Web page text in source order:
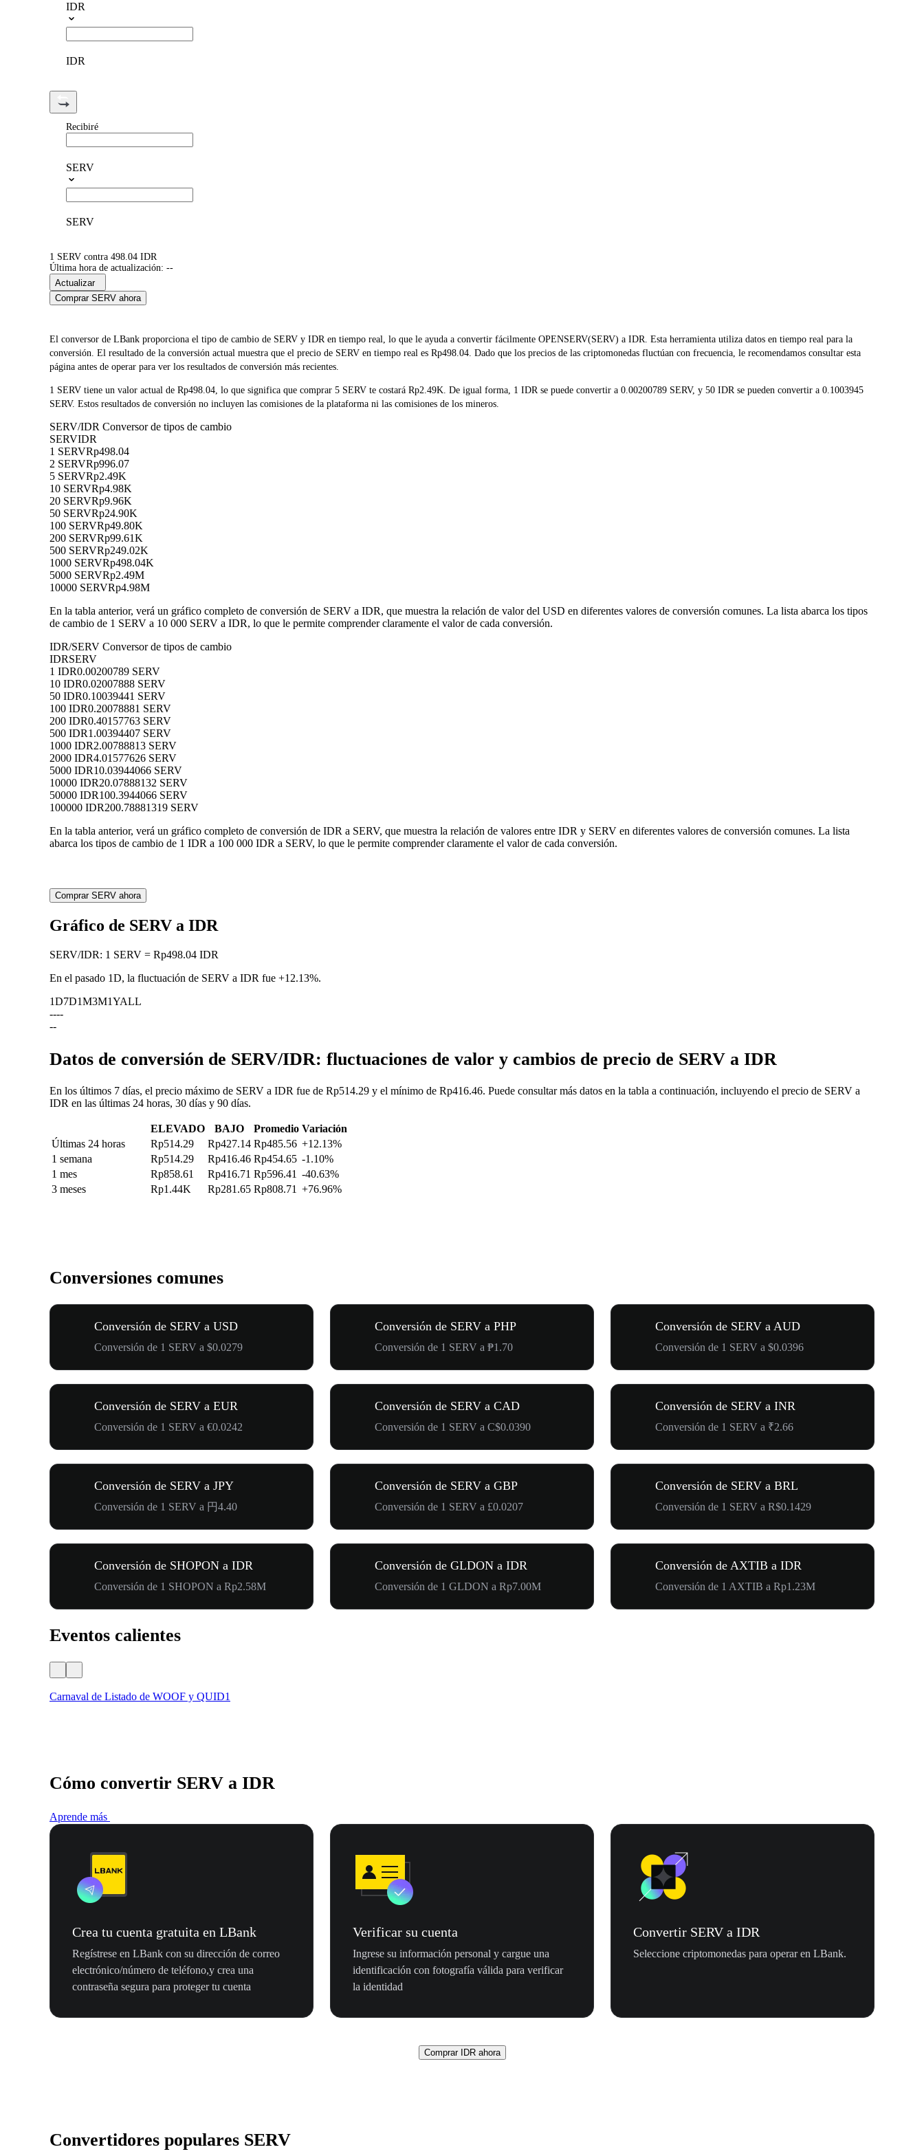
IDR
IDR
Recibiré
SERV
SERV
1 SERV contra 498.04 IDR
Última hora de actualización: --
Actualizar
Comprar SERV ahora
El conversor de LBank proporciona el tipo de cambio de SERV y IDR en tiempo real, lo que le ayuda a convertir fácilmente OPENSERV(SERV) a IDR. Esta herramienta utiliza datos en tiempo real para la
conversión. El resultado de la conversión actual muestra que el precio de SERV en tiempo real es Rp498.04. Dado que los precios de las criptomonedas fluctúan con frecuencia, le recomendamos consultar esta
página antes de operar para ver los resultados de conversión más recientes.
1 SERV tiene un valor actual de Rp498.04, lo que significa que comprar 5 SERV te costará Rp2.49K. De igual forma, 1 IDR se puede convertir a 0.00200789 SERV, y 50 IDR se pueden convertir a 0.1003945
SERV. Estos resultados de conversión no incluyen las comisiones de la plataforma ni las comisiones de los mineros.
SERV/IDR Conversor de tipos de cambio
SERVIDR
1 SERVRp498.04
2 SERVRp996.07
5 SERVRp2.49K
10 SERVRp4.98K
20 SERVRp9.96K
50 SERVRp24.90K
100 SERVRp49.80K
200 SERVRp99.61K
500 SERVRp249.02K
1000 SERVRp498.04K
5000 SERVRp2.49M
10000 SERVRp4.98M
En la tabla anterior, verá un gráfico completo de conversión de SERV a IDR, que muestra la relación de valor del USD en diferentes valores de conversión comunes. La lista abarca los tipos
de cambio de 1 SERV a 10 000 SERV a IDR, lo que le permite comprender claramente el valor de cada conversión.
IDR/SERV Conversor de tipos de cambio
IDRSERV
1 IDR0.00200789 SERV
10 IDR0.02007888 SERV
50 IDR0.10039441 SERV
100 IDR0.20078881 SERV
200 IDR0.40157763 SERV
500 IDR1.00394407 SERV
1000 IDR2.00788813 SERV
2000 IDR4.01577626 SERV
5000 IDR10.03944066 SERV
10000 IDR20.07888132 SERV
50000 IDR100.3944066 SERV
100000 IDR200.78881319 SERV
En la tabla anterior, verá un gráfico completo de conversión de IDR a SERV, que muestra la relación de valores entre IDR y SERV en diferentes valores de conversión comunes. La lista
abarca los tipos de cambio de 1 IDR a 100 000 IDR a SERV, lo que le permite comprender claramente el valor de cada conversión.
Comprar SERV ahora
Gráfico de SERV a IDR
SERV/IDR: 1 SERV = Rp498.04 IDR
En el pasado 1D, la fluctuación de SERV a IDR fue +12.13%.
1D7D1M3M1YALL
----
--
Datos de conversión de SERV/IDR: fluctuaciones de valor y cambios de precio de SERV a IDR
En los últimos 7 días, el precio máximo de SERV a IDR fue de Rp514.29 y el mínimo de Rp416.46. Puede consultar más datos en la tabla a continuación, incluyendo el precio de SERV a
IDR en las últimas 24 horas, 30 días y 90 días.
ELEVADO BAJO Promedio Variación
Últimas 24 horas
Rp514.29 Rp427.14 Rp485.56 +12.13%
1 semana
Rp514.29 Rp416.46 Rp454.65 -1.10%
1 mes
Rp858.61 Rp416.71 Rp596.41 -40.63%
3 meses
Rp1.44K Rp281.65 Rp808.71 +76.96%
Conversiones comunes
Conversión de SERV a USD
Conversión de 1 SERV a $0.0279
Conversión de SERV a PHP
Conversión de 1 SERV a ₱1.70
Conversión de SERV a AUD
Conversión de 1 SERV a $0.0396
Conversión de SERV a EUR
Conversión de 1 SERV a €0.0242
Conversión de SERV a CAD
Conversión de 1 SERV a C$0.0390
Conversión de SERV a INR
Conversión de 1 SERV a ₹2.66
Conversión de SERV a JPY
Conversión de 1 SERV a 円4.40
Conversión de SERV a GBP
Conversión de 1 SERV a £0.0207
Conversión de SERV a BRL
Conversión de 1 SERV a R$0.1429
Conversión de SHOPON a IDR
Conversión de 1 SHOPON a Rp2.58M
Conversión de GLDON a IDR
Conversión de 1 GLDON a Rp7.00M
Conversión de AXTIB a IDR
Conversión de 1 AXTIB a Rp1.23M
Eventos calientes
Carnaval de Listado de WOOF y QUID1
Cómo convertir SERV a IDR
Aprende más
Crea tu cuenta gratuita en LBank
Regístrese en LBank con su dirección de correo
electrónico/número de teléfono,y crea una
contraseña segura para proteger tu cuenta
Verificar su cuenta
Ingrese su información personal y cargue una
identificación con fotografía válida para verificar
la identidad
Convertir SERV a IDR
Seleccione criptomonedas para operar en LBank.
Comprar IDR ahora
Convertidores populares SERV